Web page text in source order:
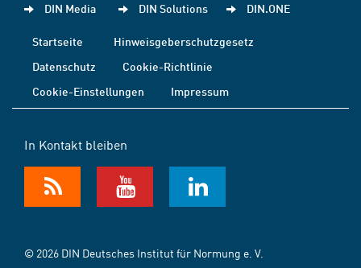
DIN Media DIN Solutions DIN.ONE
Startseite
Hinweisgeberschutzgesetz
Datenschutz
Cookie-Richtlinie
Cookie-Einstellungen
Impressum
In Kontakt bleiben
© 2026 DIN Deutsches Institut für Normung e. V.